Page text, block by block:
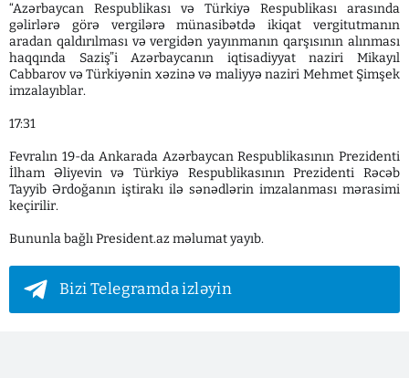
“Azərbaycan Respublikası və Türkiyə Respublikası arasında
gəlirlərə görə vergilərə münasibətdə ikiqat vergitutmanın
aradan qaldırılması və vergidən yayınmanın qarşısının alınması
haqqında Saziş”i Azərbaycanın iqtisadiyyat naziri Mikayıl
Cabbarov və Türkiyənin xəzinə və maliyyə naziri Mehmet Şimşek
imzalayıblar.
17:31
Fevralın 19-da Ankarada Azərbaycan Respublikasının Prezidenti
İlham Əliyevin və Türkiyə Respublikasının Prezidenti Rəcəb
Tayyib Ərdoğanın iştirakı ilə sənədlərin imzalanması mərasimi
keçirilir.
Bununla bağlı President.az məlumat yayıb.
Bizi Telegramda izləyin